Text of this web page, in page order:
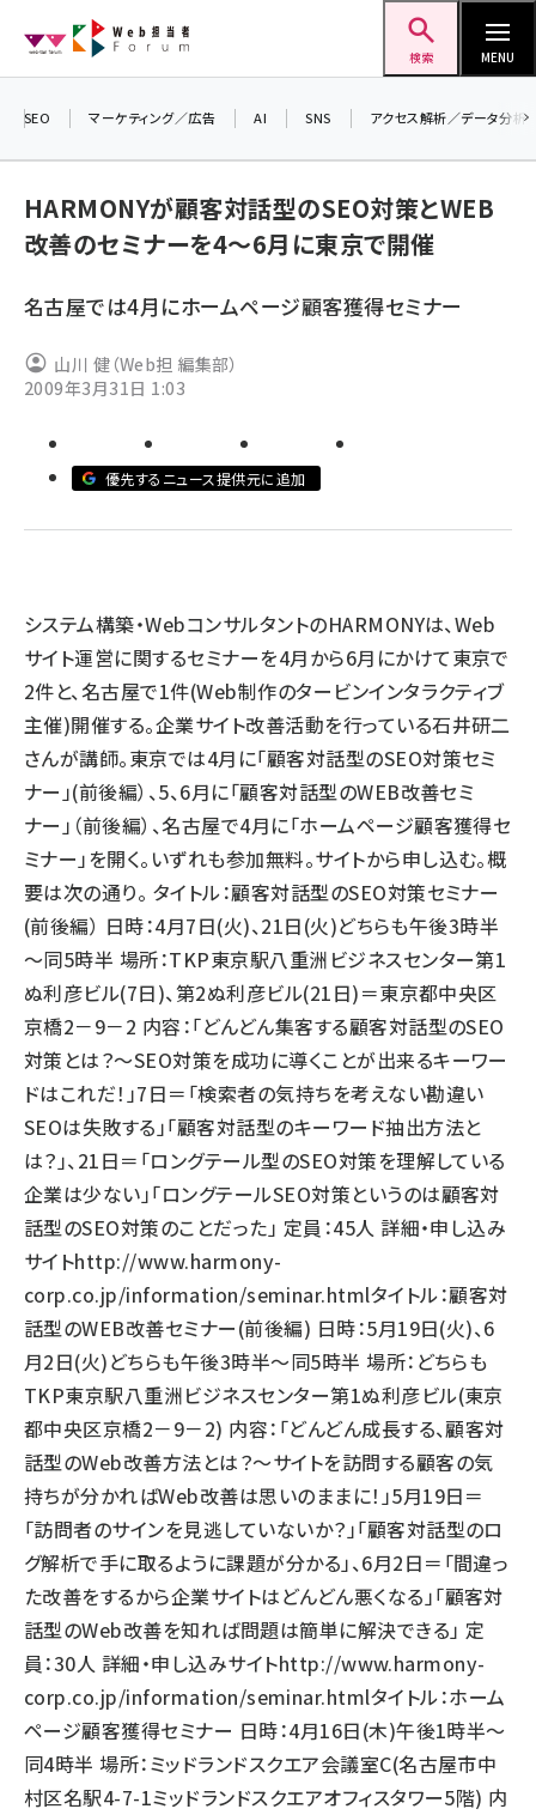
ン
検索 MENU
ai (2820)
youtube (2444)
note (2322)
セミナー (2315)
z世代 (1629)
meo (1281)
SEO マーケティング／広告 AI SNS アクセス解析／データ分析
HARMONYが顧客対話型のSEO対策とWEB
改善のセミナーを4～6月に東京で開催
名古屋では4月にホームページ顧客獲得セミナー
山川 健（Web担 編集部）
2009年3月31日 1:03
優先するニュース提供元に追加
システム構築・WebコンサルタントのHARMONYは、Web
サイト運営に関するセミナーを4月から6月にかけて東京で
2件と、名古屋で1件(Web制作のタービンインタラクティブ
主催)開催する。企業サイト改善活動を行っている石井研二
さんが講師。東京では4月に「顧客対話型のSEO対策セミ
ナー」(前後編）、5、6月に「顧客対話型のWEB改善セミ
ナー」（前後編）、名古屋で4月に「ホームページ顧客獲得セ
ミナー」を開く。いずれも参加無料。サイトから申し込む。概
要は次の通り。 タイトル：顧客対話型のSEO対策セミナー
(前後編） 日時：4月7日(火)、21日(火)どちらも午後3時半
～同5時半 場所：TKP東京駅八重洲ビジネスセンター第1
ぬ利彦ビル(7日)、第2ぬ利彦ビル(21日)＝東京都中央区
京橋2－9－2 内容：「どんどん集客する顧客対話型のSEO
対策とは？～SEO対策を成功に導くことが出来るキーワー
ドはこれだ！」7日＝「検索者の気持ちを考えない勘違い
SEOは失敗する」「顧客対話型のキーワード抽出方法と
は？」、21日＝「ロングテール型のSEO対策を理解している
企業は少ない」「ロングテールSEO対策というのは顧客対
話型のSEO対策のことだった」 定員：45人 詳細・申し込み
サイトhttp://www.harmony-
corp.co.jp/information/seminar.htmlタイトル：顧客対
話型のWEB改善セミナー(前後編) 日時：5月19日(火)、6
月2日(火)どちらも午後3時半～同5時半 場所：どちらも
TKP東京駅八重洲ビジネスセンター第1ぬ利彦ビル(東京
都中央区京橋2－9－2) 内容：「どんどん成長する、顧客対
話型のWeb改善方法とは？～サイトを訪問する顧客の気
持ちが分かればWeb改善は思いのままに！」5月19日＝
「訪問者のサインを見逃していないか？」「顧客対話型のロ
グ解析で手に取るように課題が分かる」、6月2日＝「間違っ
た改善をするから企業サイトはどんどん悪くなる」「顧客対
話型のWeb改善を知れば問題は簡単に解決できる」 定
員：30人 詳細・申し込みサイトhttp://www.harmony-
corp.co.jp/information/seminar.htmlタイトル：ホーム
ページ顧客獲得セミナー 日時：4月16日(木)午後1時半～
同4時半 場所：ミッドランドスクエア会議室C(名古屋市中
村区名駅4-7-1ミッドランドスクエアオフィスタワー5階) 内